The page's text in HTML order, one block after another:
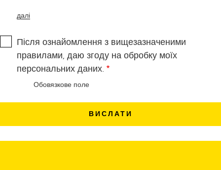
далі
Після ознайомлення з вищезазначеними
правилами, даю згоду на обробку моїх
персональних даних.
Обовязкове поле